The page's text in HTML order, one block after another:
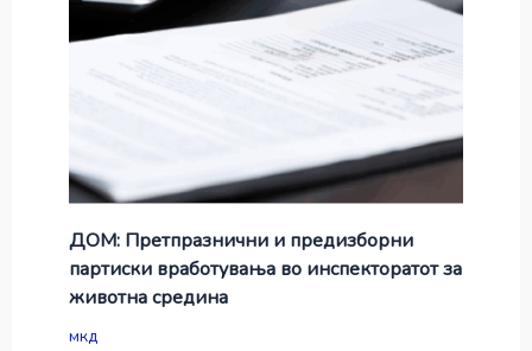
ДОМ: Претпразнични и предизборни
партиски вработувања во инспекторатот за
животна средина
мкд